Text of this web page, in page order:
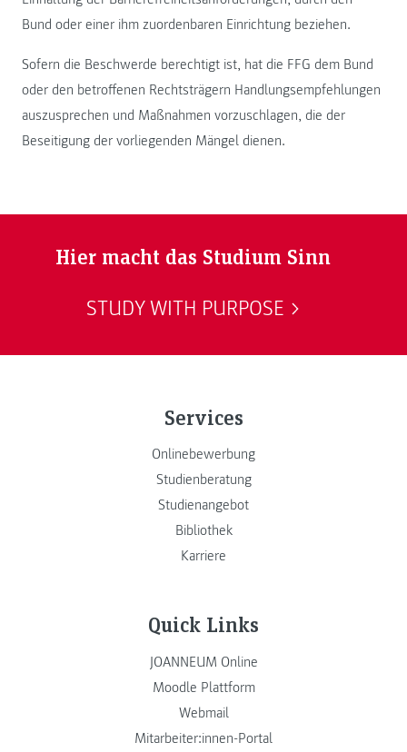
Bund oder einer ihm zuordenbaren Einrichtung beziehen.
Sofern die Beschwerde berechtigt ist, hat die FFG dem Bund
oder den betroffenen Rechtsträgern Handlungsempfehlungen
auszusprechen und Maßnahmen vorzuschlagen, die der
Beseitigung der vorliegenden Mängel dienen.
Hier macht das Studium Sinn
STUDY WITH PURPOSE
Services
Onlinebewerbung
Studienberatung
Studienangebot
Bibliothek
Karriere
Quick Links
JOANNEUM Online
Moodle Plattform
Webmail
Mitarbeiter:innen-Portal